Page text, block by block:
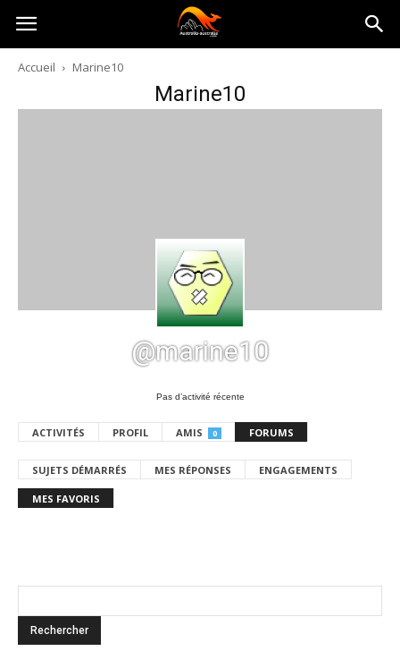
Australia-
australie.com
Accueil Marine10
Marine10
@marine10
Pas d’activité récente
ACTIVITÉS PROFIL AMIS 0 FORUMS
SUJETS DÉMARRÉS MES RÉPONSES ENGAGEMENTS
MES FAVORIS